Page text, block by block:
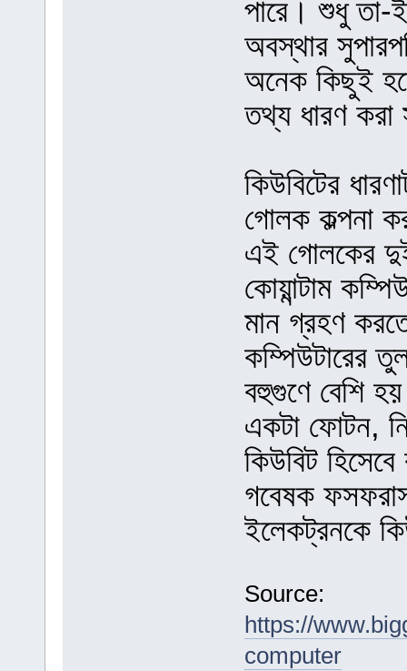
পারে। শুধু
অবস্থার
অনেক কিছুই
তথ্য ধারণ
কিউবিটের
গোলক কল্পনা
এই গোলকের
কোয়ান্টাম
মান গ্রহণ
কম্পিউটারের
বহুগুণে বেশি
একটা ফোটন,
কিউবিট
গবেষক
ইলেকট্রনকে
Source:
https://
computer